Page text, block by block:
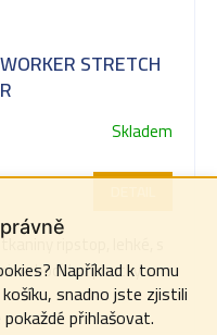
Například k tomu
snadno jste zjistili
přihlašovat.
STRETCH
Skladem
ripstop, lehké, s
na bocích a poutky v